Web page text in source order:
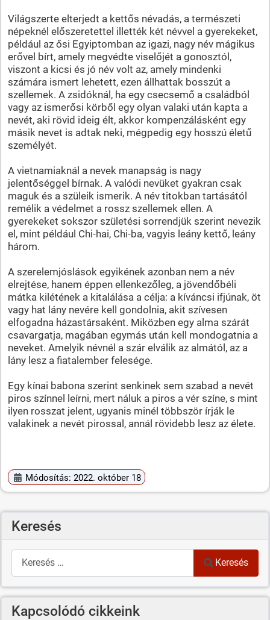
Világszerte elterjedt a kettős névadás, a természeti
népeknél előszeretettel illették két névvel a gyerekeket,
például az ősi Egyiptomban az igazi, nagy név mágikus
erővel bírt, amely megvédte viselőjét a gonosztól,
viszont a kicsi és jó név volt az, amely mindenki
számára ismert lehetett, ezen állhattak bosszút a
szellemek. A zsidóknál, ha egy csecsemő a családból
vagy az ismerősi körből egy olyan valaki után kapta a
nevét, aki rövid ideig élt, akkor kompenzálásként egy
másik nevet is adtak neki, mégpedig egy hosszú életű
személyét.
A vietnamiaknál a nevek manapság is nagy
jelentőséggel bírnak. A valódi nevüket gyakran csak
maguk és a szüleik ismerik. A név titokban tartásától
remélik a védelmet a rossz szellemek ellen. A
gyerekeket sokszor születési sorrendjük szerint nevezik
el, mint például Chi-hai, Chi-ba, vagyis leány kettő, leány
három.
A szerelemjóslások egyikének azonban nem a név
elrejtése, hanem éppen ellenkezőleg, a jövendőbéli
mátka kilétének a kitalálása a célja: a kíváncsi ifjúnak, öt
vagy hat lány nevére kell gondolnia, akit szívesen
elfogadna házastársaként. Miközben egy alma szárát
csavargatja, magában egymás után kell mondogatnia a
neveket. Amelyik névnél a szár elválik az almától, az a
lány lesz a fiatalember felesége.
Egy kínai babona szerint senkinek sem szabad a nevét
piros színnel leírni, mert náluk a piros a vér színe, s mint
ilyen rosszat jelent, ugyanis minél többször írják le
valakinek a nevét pirossal, annál rövidebb lesz az élete.
Módosítás: 2022. október 18
Keresés
Keresés
Keresés
Kapcsolódó cikkeink